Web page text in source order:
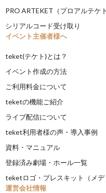
PRO ARTEKET（プロアルテケト
シリアルコード受け取り
イベント主催者様へ
teket(テケト)とは？
イベント作成の方法
ご利用料金について
teketの機能ご紹介
ライブ配信について
teket利用者様の声・導入事例
資料・マニュアル
登録済み劇場・ホール一覧
teketロゴ・プレスキット（メデ
運営会社情報